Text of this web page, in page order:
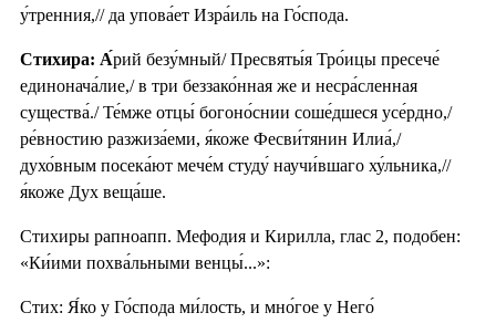
у́тренния,// да упова́ет Изра́иль на Го́спода.
Стихира: А́рий безу́мный/ Пресвяты́я Тро́ицы пресече́
единонача́лие,/ в три беззако́нная же и несра́сленная
существа́./ Те́мже отцы́ богоно́снии соше́дшеся усе́рдно,/
ре́вностию разжиза́еми, я́коже Фесви́тянин Илиа́,/
духо́вным посека́ют мече́м студу́ научи́вшаго ху́льника,//
я́коже Дух веща́ше.
Стихиры рапноапп. Мефодия и Кирилла, глас 2, подобен:
«Ки́ими похва́льными венцы́...»:
Стих: Я́ко у Го́спода ми́лость, и мно́гое у Него́